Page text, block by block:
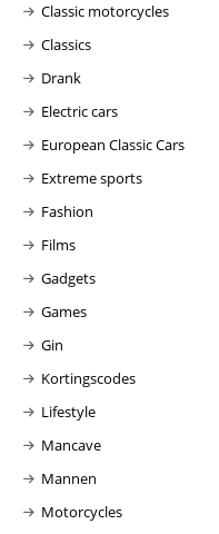
Classic motorcycles
Classics
Drank
Electric cars
European Classic Cars
Extreme sports
Fashion
Films
Gadgets
Games
Gin
Kortingscodes
Lifestyle
Mancave
Mannen
Motorcycles